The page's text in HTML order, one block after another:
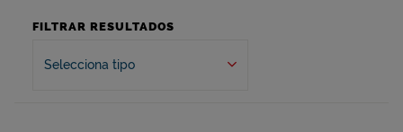
FILTRAR RESULTADOS
Selecciona tipo